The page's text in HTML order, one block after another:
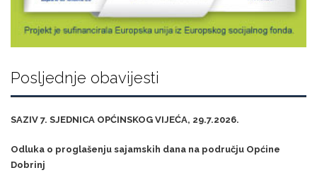
Posljednje obavijesti
SAZIV 7. SJEDNICA OPĆINSKOG VIJEĆA, 29.7.2026.
Odluka o proglašenju sajamskih dana na području Općine
Dobrinj